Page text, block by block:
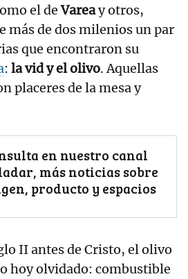
el deVareay otros,
más de dos milenios un par
que encontraron su
: la vid y el olivo. Aquellas
placeres de la mesa y
en nuestro canal
más noticias sobre
producto y espacios
II antes de Cristo, el olivo
hoy olvidado: combustible